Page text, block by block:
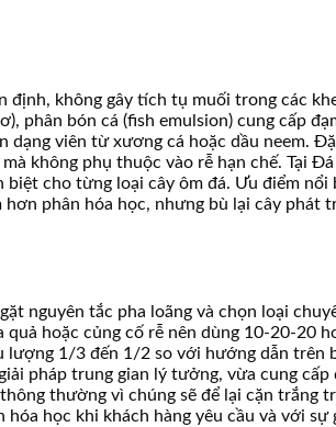
không gây tích tụ muối trong các
phân bón cá (fish emulsion) cung cấp
viên từ xương cá hoặc dầu neem.
không phụ thuộc vào rễ hạn chế. Tại
cho từng loại cây ôm đá. Ưu điểm nổi
phân hóa học, nhưng bù lại cây phát
nguyên tắc pha loãng và chọn loại
hoặc củng cố rễ nên dùng 10-20-20
1/3 đến 1/2 so với hướng dẫn trên
pháp trung gian lý tưởng, vừa cung
thường vì chúng sẽ để lại cặn trắng
học khi khách hàng yêu cầu và với